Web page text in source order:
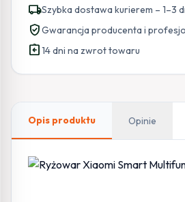
Multifunctional
Rice
Cooker
local_shippingSzybka dostawa kurierem – 1–3
verified_userGwarancja producenta i
assignment_return14 dni na zwrot towaru
Opis produktu Opinie